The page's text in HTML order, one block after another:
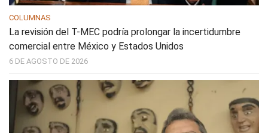
COLUMNAS
La revisión del T-MEC podría prolongar la incertidumbre
comercial entre México y Estados Unidos
6 DE AGOSTO DE 2026